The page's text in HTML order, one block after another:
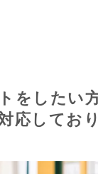
をしたい
応してお